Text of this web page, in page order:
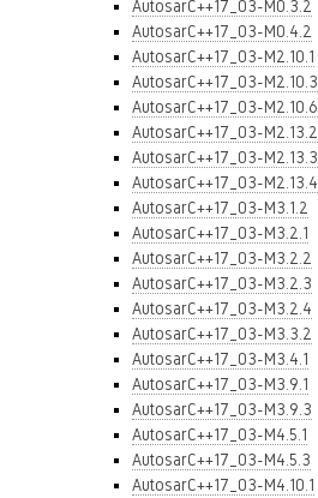
AutosarC++17_03-M0.3.2
AutosarC++17_03-M0.4.2
AutosarC++17_03-M2.10.1
AutosarC++17_03-M2.10.3
AutosarC++17_03-M2.10.6
AutosarC++17_03-M2.13.2
AutosarC++17_03-M2.13.3
AutosarC++17_03-M2.13.4
AutosarC++17_03-M3.1.2
AutosarC++17_03-M3.2.1
AutosarC++17_03-M3.2.2
AutosarC++17_03-M3.2.3
AutosarC++17_03-M3.2.4
AutosarC++17_03-M3.3.2
AutosarC++17_03-M3.4.1
AutosarC++17_03-M3.9.1
AutosarC++17_03-M3.9.3
AutosarC++17_03-M4.5.1
AutosarC++17_03-M4.5.3
AutosarC++17_03-M4.10.1